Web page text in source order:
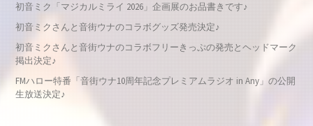
初音ミク「マジカルミライ 2026」企画展のお品書きです♪
初音ミクさんと音街ウナのコラボグッズ発売決定♪
初音ミクさんと音街ウナのコラボフリーきっぷの発売とヘッドマーク
掲出決定♪
FMハロー特番「音街ウナ10周年記念プレミアムラジオ in Any」の公開
生放送決定♪